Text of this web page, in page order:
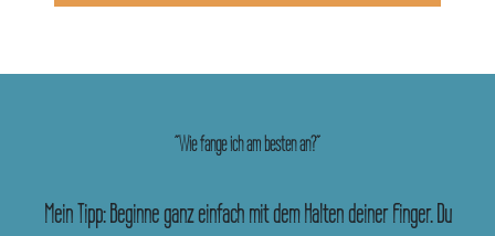
"Wie fange ich am besten an?"
Mein Tipp: Beginne ganz einfach mit dem Halten deiner Finger. Du